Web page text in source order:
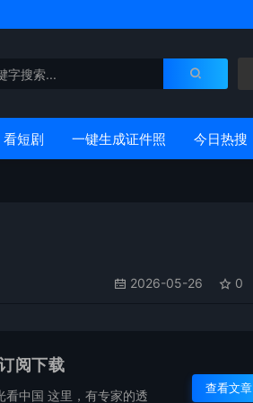
看短剧 一键生成证件照 今日热搜
2026-05-26 0
阅下载
看中国 这里，有专家的透 查看文章